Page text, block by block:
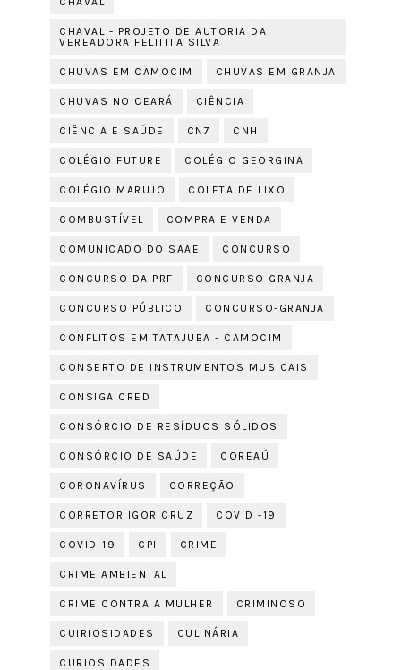
CHAVAL - PROJETO DE AUTORIA DA
VEREADORA FELITITA SILVA
CHUVAS EM CAMOCIM CHUVAS EM GRANJA
CHUVAS NO CEARÁ CIÊNCIA
CIÊNCIA E SAÚDE CN7 CNH
COLÉGIO FUTURE COLÉGIO GEORGINA
COLÉGIO MARUJO COLETA DE LIXO
COMBUSTÍVEL COMPRA E VENDA
COMUNICADO DO SAAE CONCURSO
CONCURSO DA PRF CONCURSO GRANJA
CONCURSO PÚBLICO CONCURSO-GRANJA
CONFLITOS EM TATAJUBA - CAMOCIM
CONSERTO DE INSTRUMENTOS MUSICAIS
CONSIGA CRED
CONSÓRCIO DE RESÍDUOS SÓLIDOS
CONSÓRCIO DE SAÚDE COREAÚ
CORONAVÍRUS CORREÇÃO
CORRETOR IGOR CRUZ COVID -19
COVID-19 CPI CRIME
CRIME AMBIENTAL
CRIME CONTRA A MULHER CRIMINOSO
CUIRIOSIDADES CULINÁRIA
CURIOSIDADES